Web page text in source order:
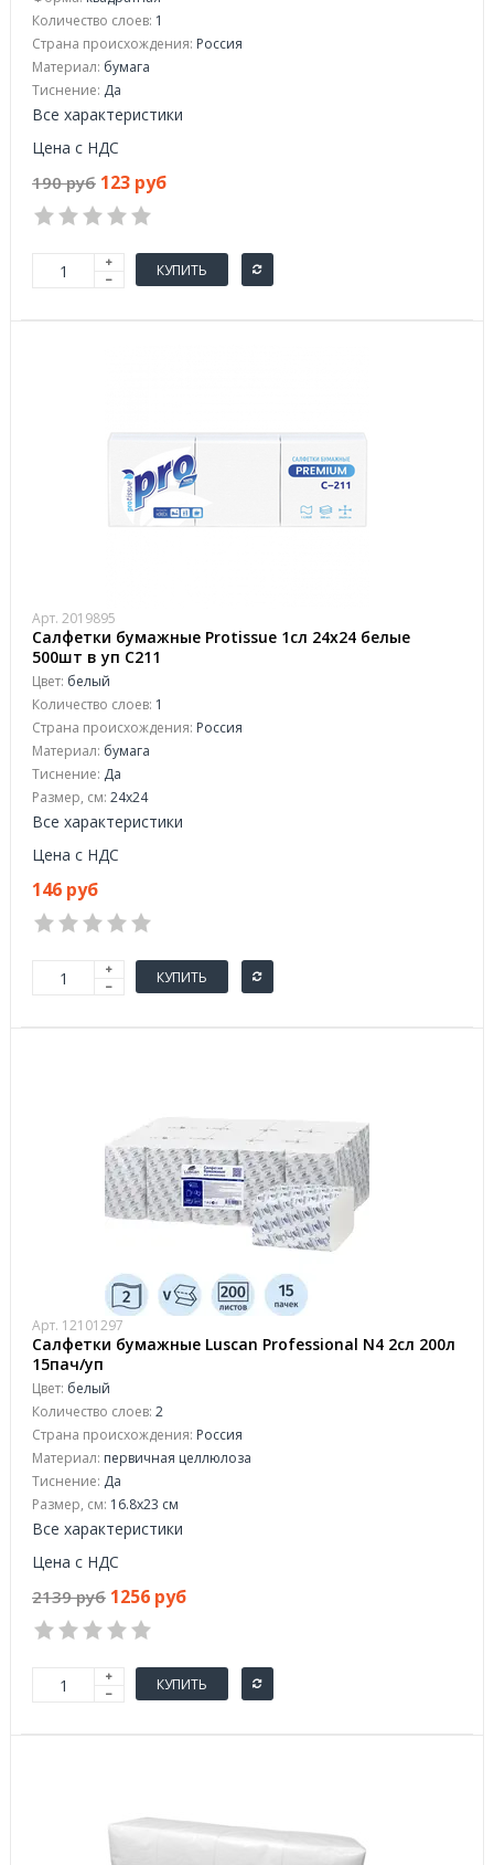
Количество слоев: 1
Страна происхождения: Россия
Материал: бумага
Тиснение: Да
Все характеристики
Цена с НДС
190 руб 123 руб
КУПИТЬ
Арт. 2019895
Салфетки бумажные Protissue 1сл 24х24 белые
500шт в уп С211
Цвет: белый
Количество слоев: 1
Страна происхождения: Россия
Материал: бумага
Тиснение: Да
Размер, см: 24x24
Все характеристики
Цена с НДС
146 руб
КУПИТЬ
Арт. 12101297
Салфетки бумажные Luscan Professional N4 2сл 200л
15пач/уп
Цвет: белый
Количество слоев: 2
Страна происхождения: Россия
Материал: первичная целлюлоза
Тиснение: Да
Размер, см: 16.8х23 см
Все характеристики
Цена с НДС
2139 руб 1256 руб
КУПИТЬ